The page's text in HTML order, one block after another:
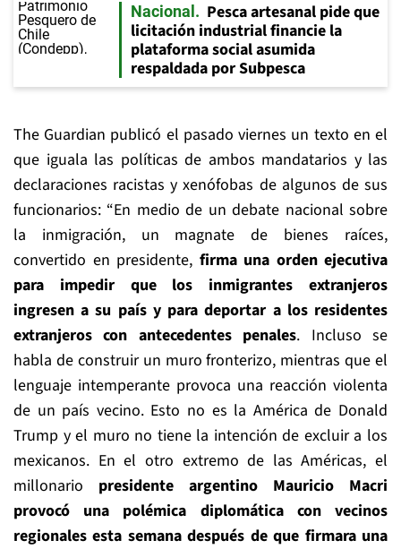
Nacional
Pesca artesanal pide que
licitación industrial financie la
plataforma social asumida
respaldada por Subpesca
The Guardian publicó el pasado viernes un texto en el
que iguala las políticas de ambos mandatarios y las
declaraciones racistas y xenófobas de algunos de sus
funcionarios: “En medio de un debate nacional sobre
la inmigración, un magnate de bienes raíces,
convertido en presidente, firma una orden ejecutiva
para impedir que los inmigrantes extranjeros
ingresen a su país y para deportar a los residentes
extranjeros con antecedentes penales. Incluso se
habla de construir un muro fronterizo, mientras que el
lenguaje intemperante provoca una reacción violenta
de un país vecino. Esto no es la América de Donald
Trump y el muro no tiene la intención de excluir a los
mexicanos. En el otro extremo de las Américas, el
millonario presidente argentino Mauricio Macri
provocó una polémica diplomática con vecinos
regionales esta semana después de que firmara una